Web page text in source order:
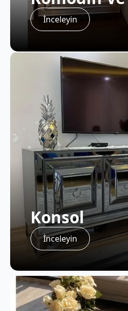
İnceleyin
Konsol
İnceleyin